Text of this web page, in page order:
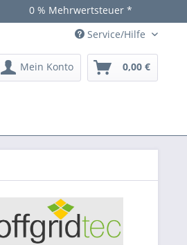
0 % Mehrwertsteuer *
Service/Hilfe
Mein Konto 0,00 €